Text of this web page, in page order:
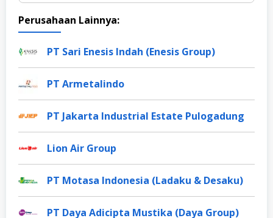
Perusahaan Lainnya:
PT Sari Enesis Indah (Enesis Group)
PT Armetalindo
PT Jakarta Industrial Estate Pulogadung
Lion Air Group
PT Motasa Indonesia (Ladaku & Desaku)
PT Daya Adicipta Mustika (Daya Group)